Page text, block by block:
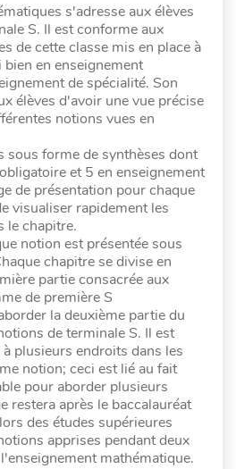
s'adresse aux élèves
S. Il est conforme aux
de cette classe mis en place à
en enseignement
de spécialité. Son
élèves d'avoir une vue précise
notions vues en
sous forme de synthèses dont
et 5 en enseignement
de présentation pour chaque
visualiser rapidement les
le chapitre.
notion est présentée sous
chapitre se divise en
partie consacrée aux
de première S
la deuxième partie du
de terminale S. Il est
plusieurs endroits dans les
notion; ceci est lié au fait
pour aborder plusieurs
restera après le baccalauréat
des études supérieures
apprises pendant deux
mathématique.